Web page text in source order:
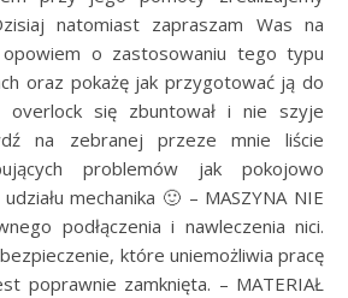
natomiast zapraszam Was na
o zastosowaniu tego typu
oraz pokażę jak przygotować ją do
overlock się zbuntował i nie szyje
na zebranej przeze mnie liście
problemów jak pokojowo
mechanika 🙂 – MASZYNA NIE
podłączenia i nawleczenia nici.
które uniemożliwia pracę
poprawnie zamknięta. – MATERIAŁ